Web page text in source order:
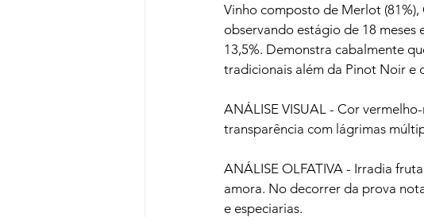
Vinho composto de Merlot (81%),
observando estágio de 18 meses
13,5%. Demonstra cabalmente
tradicionais além da Pinot Noir e
ANÁLISE VISUAL - Cor
transparência com lágrimas
ANÁLISE OLFATIVA - Irradia
amora. No decorrer da prova
e especiarias.